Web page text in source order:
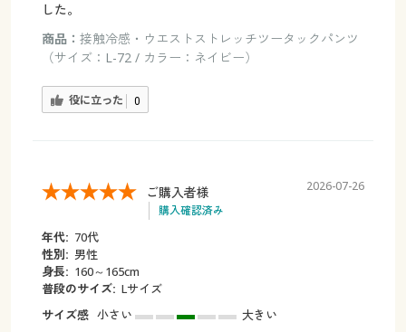
した。
商品： 接触冷感・ウエストストレッチツータックパンツ
（サイズ：L-72 / カラー：ネイビー）
役に立った 0
ご購入者様
購入確認済み
2026-07-26
年代: 70代
性別: 男性
身長: 160～165cm
普段のサイズ: Lサイズ
サイズ感 小さい
大きい